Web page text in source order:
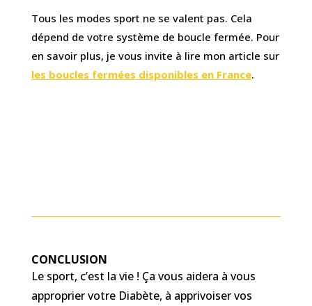
Tous les modes sport ne se valent pas. Cela
dépend de votre système de boucle fermée. Pour
en savoir plus, je vous invite à lire mon article sur
les boucles fermées disponibles en France.
CONCLUSION
Le sport, c’est la vie ! Ça vous aidera à vous
approprier votre Diabète, à apprivoiser vos